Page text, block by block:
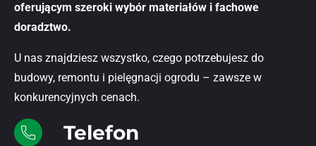
oferującym szeroki wybór materiałów i fachowe
doradztwo.
U nas znajdziesz wszystko, czego potrzebujesz do
budowy, remontu i pielęgnacji ogrodu – zawsze w
konkurencyjnych cenach.
Telefon